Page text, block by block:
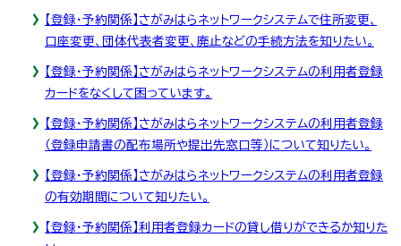
【登録・予約関係】さがみはらネットワークシステムで住所変更、
口座変更、団体代表者変更、廃止などの手続方法を知りたい。
【登録・予約関係】さがみはらネットワークシステムの利用者登録
カードをなくして困っています。
【登録・予約関係】さがみはらネットワークシステムの利用者登録
（登録申請書の配布場所や提出先窓口等）について知りたい。
【登録・予約関係】さがみはらネットワークシステムの利用者登録
の有効期間について知りたい。
【登録・予約関係】利用者登録カードの貸し借りができるか知りた